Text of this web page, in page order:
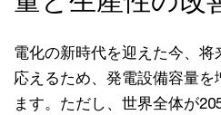
電化の新時代を迎えた今、
応えるため、発電設備容量を
ます。ただし、世界全体が